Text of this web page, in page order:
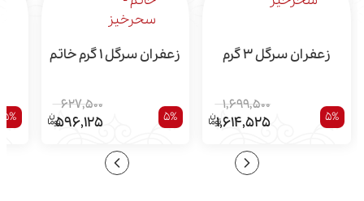
زعفران سرگل 3 گرم
5%
1,699,500
1,614,525
زعفران سرگل 1 گرم خاتم
5%
627,500
596,125
5%